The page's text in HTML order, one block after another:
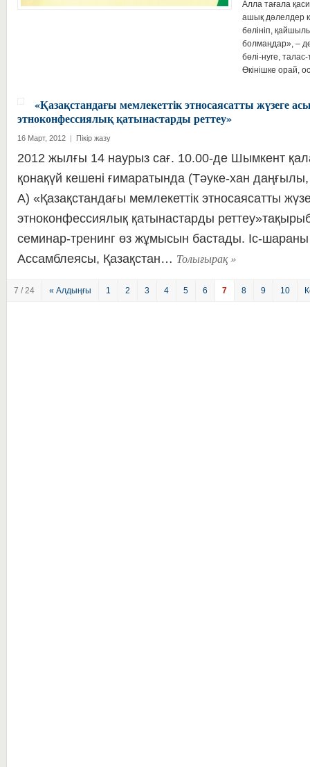
Алла тағала
ашық дәлелдер
бөлініп,
болмаңдар», –
бөлі-нуге,
Өкінішке орай,
«Қазақстандағы мемлекеттік этносаясатты жүзеге
этноконфессиялық қатынастарды реттеу»
16 Март, 2012 | Пікір жазу
2012 жылғы 14 наурыз сағ. 10.00-де Шымкент
қонақүй кешені ғимаратында (Тәуке-хан
А) «Қазақстандағы мемлекеттік этносаясатты
этноконфессиялық қатынастарды
семинар-тренинг өз жұмысын бастады. Іс-шараны
Ассамблеясы, Қазақстан… Толығырақ»
7 / 24 « Алдыңғы 1 2 3 4 5 6 7 8 9 10